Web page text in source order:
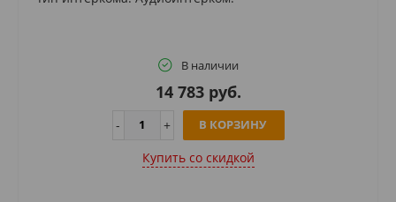
В наличии
14 783 руб.
В КОРЗИНУ
Купить cо скидкой